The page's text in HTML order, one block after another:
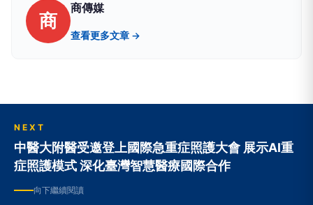
商
商傳媒
查看更多文章 →
NEXT
中醫大附醫受邀登上國際急重症照護大會 展示AI重
症照護模式 深化臺灣智慧醫療國際合作
向下繼續閱讀